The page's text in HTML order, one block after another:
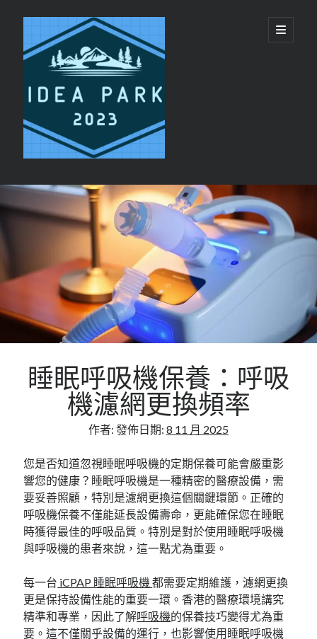
ideapark.quest
開
啟
資
訊
欄
Recent Posts
代買代購平台 vs 單純代轉運服務：美國代購推
睡眠呼吸機與日間疲勞：呼吸機恢復精力機制
香港 CPAP 供應商 配件 更換提醒服務
CPAP鼻罩同全臉罩有咩分別?
Flat Roofing Sheets in Educational Facilities and
睡眠呼吸機保養：呼吸
機濾網更換頻率
作者: 發佈日期: 8 11 月 2025
您是否知道忽視睡眠呼吸機的定期保養可能會嚴重影
響您的健康？睡眠呼吸機是一種精密的醫療設備，需
要妥善照顧，特別是濾網更換這個關鍵環節。正確的
呼吸機保養不僅能延長設備壽命，更能確保您在睡眠
時獲得最佳的呼吸品質。特別是對於使用睡眠呼吸機
與呼吸機的患者來說，這一點尤為重要。
每一台 iCPAP 睡眠呼吸機都需要定期維護，濾網更換
更是保持設備性能的重要一環。香港的醫療環境講究
精準和專業，因此了解呼吸機的保養技巧變得尤為重
要。這不僅關乎設備的運行，也影響使用睡眠呼吸機